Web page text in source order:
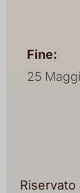
Fine:
25
Riservato